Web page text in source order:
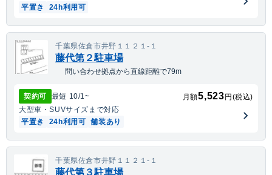
平置き
24h利用可
千葉県佐倉市井野１１２１-１
藤代第２駐車場
問い合わせ拠点から直線距離で79m
契約可 最短 10/1~ 月額5,523 円(税込)
大型車・SUVサイズまで対応
平置き
24h利用可 舗装あり
千葉県佐倉市井野１１２１-１
藤代第３駐車場